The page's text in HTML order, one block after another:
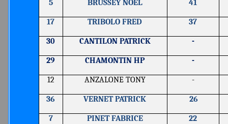
5 BRUSSEY NOEL 41
17 TRIBOLO FRED 37
30 CANTILON PATRICK -
29 CHAMONTIN HP -
12 ANZALONE TONY -
36 VERNET PATRICK 26
7 PINET FABRICE 22